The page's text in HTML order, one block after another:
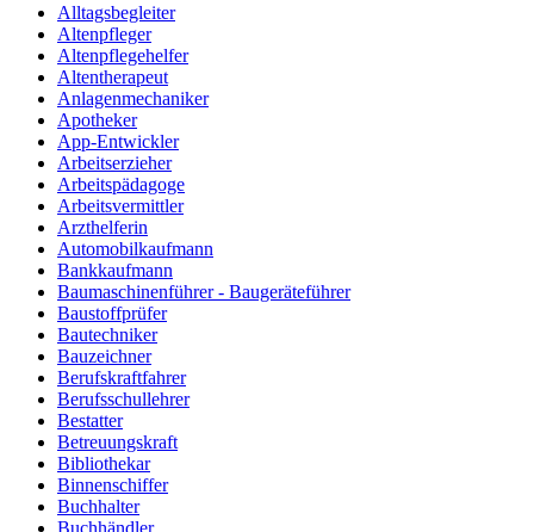
Alltagsbegleiter
Altenpfleger
Altenpflegehelfer
Altentherapeut
Anlagenmechaniker
Apotheker
App-Entwickler
Arbeitserzieher
Arbeitspädagoge
Arbeitsvermittler
Arzthelferin
Automobilkaufmann
Bankkaufmann
Baumaschinenführer - Baugeräteführer
Baustoffprüfer
Bautechniker
Bauzeichner
Berufskraftfahrer
Berufsschullehrer
Bestatter
Betreuungskraft
Bibliothekar
Binnenschiffer
Buchhalter
Buchhändler